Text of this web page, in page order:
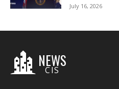
July 16, 2026
NEWS
CIS